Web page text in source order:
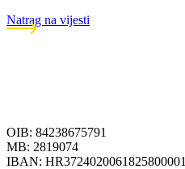
Natrag na vijesti
OIB: 84238675791
MB: 2819074
IBAN: HR3724020061825800001